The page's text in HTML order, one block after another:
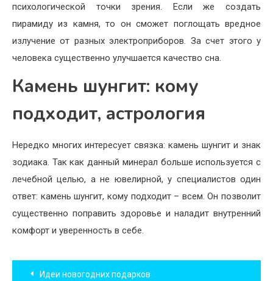
психологической точки зрения. Если же создать
пирамиду из камня, то он сможет поглощать вредное
излучение от разных электроприборов. За счет этого у
человека существенно улучшается качество сна.
Камень шунгит: кому
подходит, астрология
Нередко многих интересует связка: камень шунгит и знак
зодиака. Так как данный минерал больше используется с
лечебной целью, а не ювелирной, у специалистов один
ответ: камень шунгит, кому подходит – всем. Он позволит
существенно поправить здоровье и наладит внутренний
комфорт и уверенность в себе.
Навигация
Идеи новогодних подарков